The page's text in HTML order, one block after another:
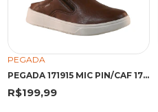
PEGADA
PEGADA 171915 MIC PIN/CAF 171915 PINHAO/CAFE
R$199,99